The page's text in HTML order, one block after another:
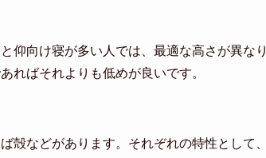
仰向け寝が多い人では、最適な高さが異なり
ればそれよりも低めが良いです。
殻などがあります。それぞれの特性として、